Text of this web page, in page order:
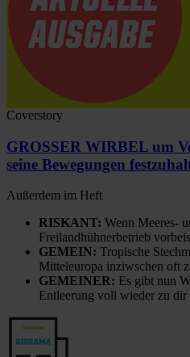
Coverstory
GROSSER WIRBEL um
seine Bewegungen
Außerdem im Heft
RISKANT: Wenn Meeres-
Freilandhühnerbetrieb
GEMEIN: Tropische
Mitteleuropa inziwschen oft
GEMEINER: Es gibt nun
Entleerung voll wieder zu dir